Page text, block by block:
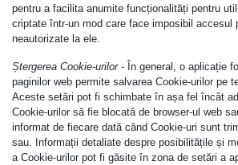
pentru a facilita anumite funcționalități pentru
criptate într-un mod care face imposibil accesul
neautorizate la ele.
Ștergerea Cookie-urilor- În general, o aplicație
paginilor web permite salvarea Cookie-urilor pe
Aceste setări pot fi schimbate în așa fel încât
Cookie-urilor să fie blocată de browser-ul web
informat de fiecare dată când Cookie-uri sunt
sau. Informații detaliate despre posibilitățile și
a Cookie-urilor pot fi găsite în zona de setări a